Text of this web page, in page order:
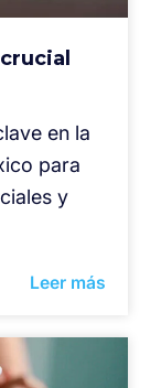
en la
para
y
Leer más